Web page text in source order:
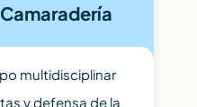
multidisciplinar
y defensa de la